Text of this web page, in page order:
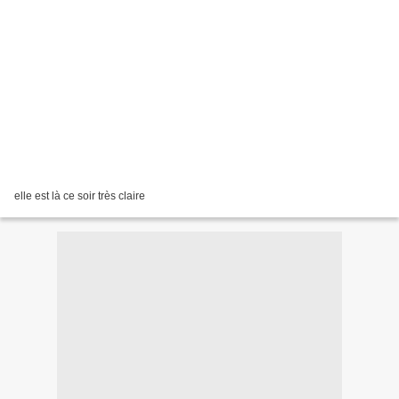
elle est là ce soir très claire